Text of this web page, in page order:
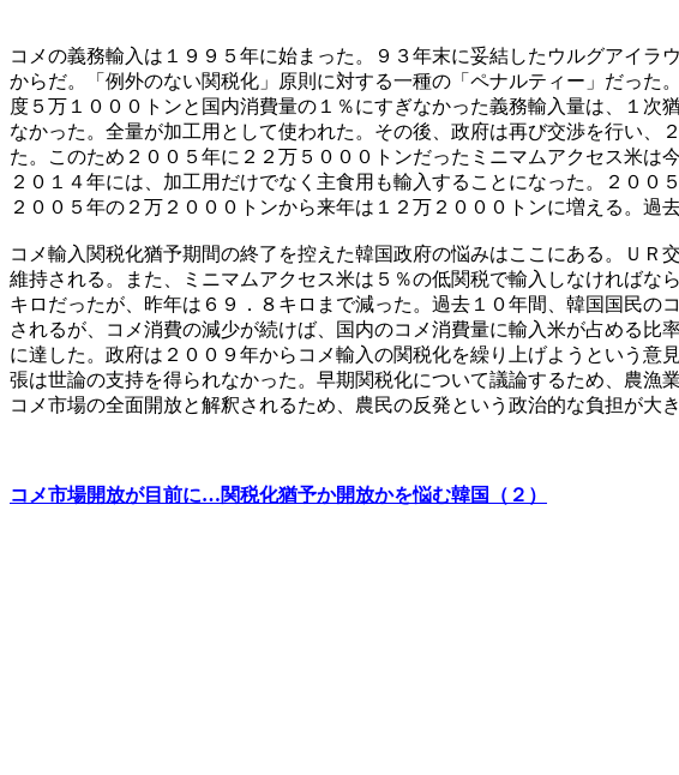
コメの義務輸入は１９９５年に始まった。９３年末に妥結したウルグアイ
からだ。「例外のない関税化」原則に対する一種の「ペナルティー」だっ
度５万１０００トンと国内消費量の１％にすぎなかった義務輸入量は、１
なかった。全量が加工用として使われた。その後、政府は再び交渉を行い
た。このため２００５年に２２万５０００トンだったミニマムアクセス米
２０１４年には、加工用だけでなく主食用も輸入することになった。２０
２００５年の２万２０００トンから来年は１２万２０００トンに増える。
コメ輸入関税化猶予期間の終了を控えた韓国政府の悩みはここにある。Ｕ
維持される。また、ミニマムアクセス米は５％の低関税で輸入しなければ
キロだったが、昨年は６９．８キロまで減った。過去１０年間、韓国国民
されるが、コメ消費の減少が続けば、国内のコメ消費量に輸入米が占める
に達した。政府は２００９年からコメ輸入の関税化を繰り上げようという
張は世論の支持を得られなかった。早期関税化について議論するため、農
コメ市場の全面開放と解釈されるため、農民の反発という政治的な負担が大
コメ市場開放が目前に…関税化猶予か開放かを悩む韓国（２）